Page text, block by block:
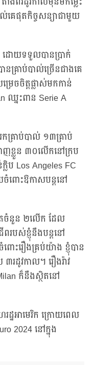
ល់គេផុតកិច្ចសន្យាជាមួយ
ដោយទទួលបានប្រាក់
គ្រាប់បាល់ច្រើនជាងគេ
រេចចិត្តផ្លាស់មកកាន់
ឈ្នះពាន Serie A
រាប់បាល់ ១៣គ្រាប់
ាញខ្លួន ៣០លើកនៅក្រប
លិប Los Angeles FC
ចំពោះឱកាសបន្តនៅ
តចំនួន ២លើក ដែល
របស់ខ្ញុំនឹងបន្តនៅ
ោះរឿងគ្រប់យ៉ាង ខ្ញុំបាន
៣រដូវកាល។ រឿងរ៉ាវ
ក៏នឹងស្ថិតនៅ
ដ្ឋអាមេរិក ក្រោយពេល
2024 នៅក្នុង